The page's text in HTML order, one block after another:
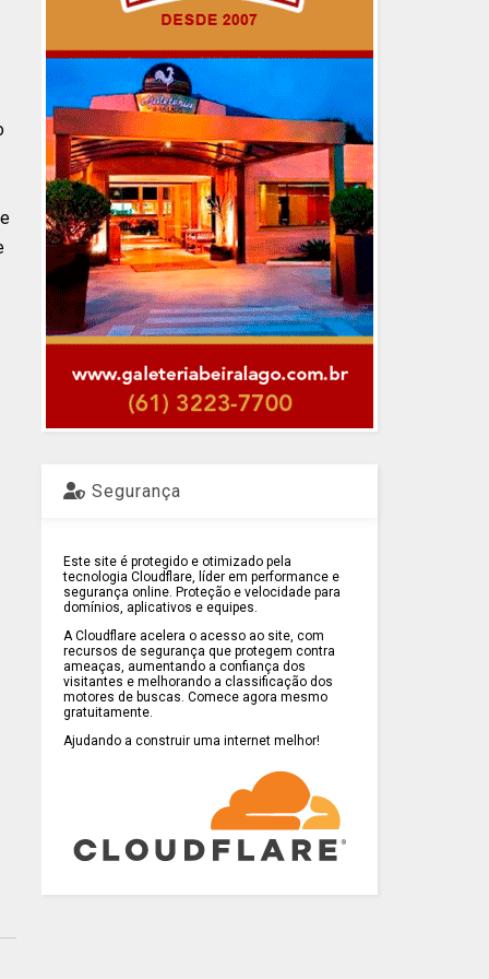
Segurança
Este site é protegido e otimizado pela
tecnologia Cloudflare, líder em performance e
segurança online. Proteção e velocidade para
domínios, aplicativos e equipes.
A Cloudflare acelera o acesso ao site, com
recursos de segurança que protegem contra
ameaças, aumentando a confiança dos
visitantes e melhorando a classificação dos
motores de buscas. Comece agora mesmo
gratuitamente.
Ajudando a construir uma internet melhor!